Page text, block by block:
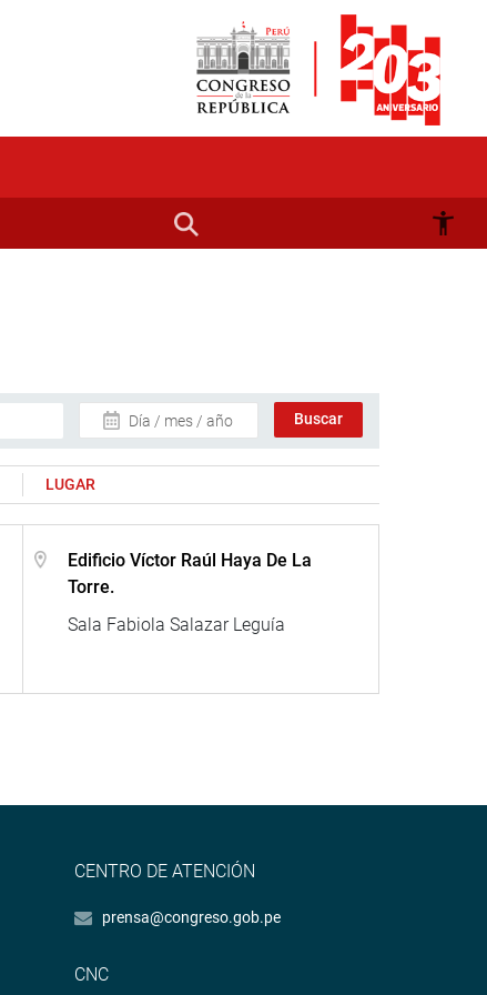
Día / mes / año
LUGAR
Edificio Víctor Raúl Haya De La
Torre.
Sala Fabiola Salazar Leguía
CENTRO DE ATENCIÓN
prensa@congreso.gob.pe
CNC